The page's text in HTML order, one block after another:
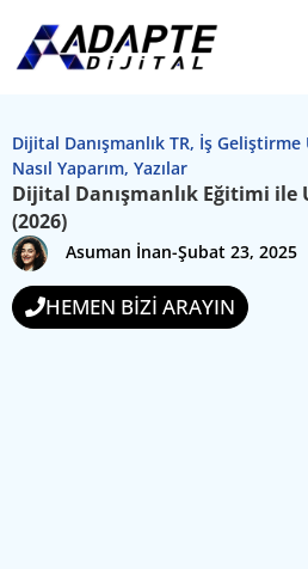
Dijital Danışmanlık TR, İş Geliştirme
Nasıl Yaparım, Yazılar
Dijital Danışmanlık Eğitimi ile
(2026)
Asuman İnan-Şubat 23, 2025
HEMEN BİZİ ARAYIN